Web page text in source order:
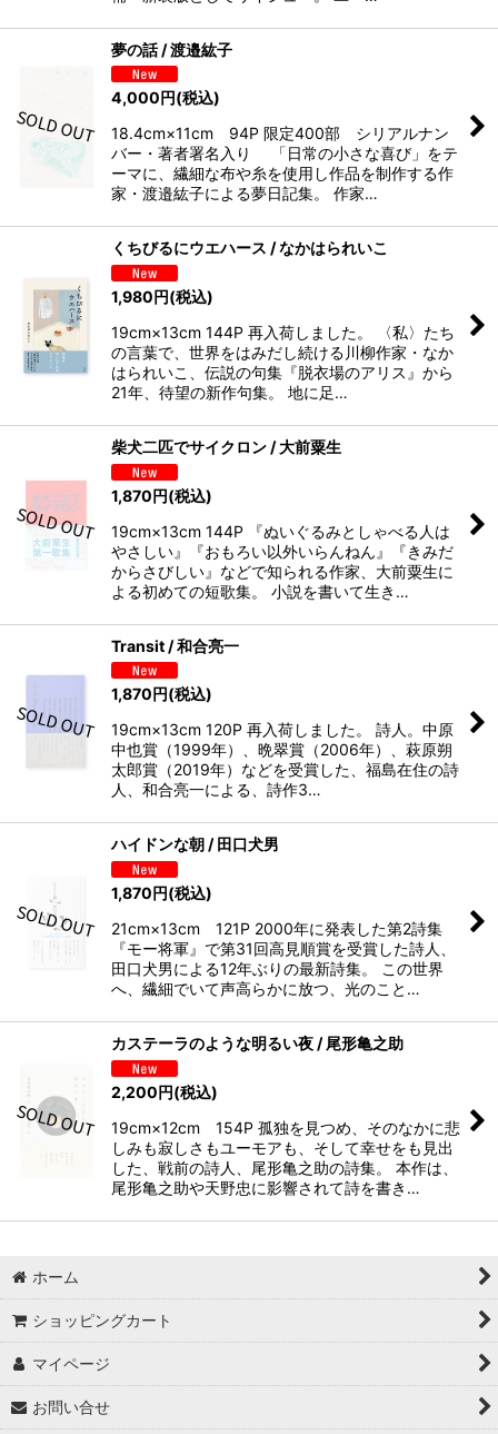
夢の話 / 渡邉紘子
4,000円(税込)
18.4cm×11cm 94P 限定400部 シリアルナン
バー・著者署名入り 「日常の小さな喜び」をテ
ーマに、繊細な布や糸を使用し作品を制作する作
家・渡邉紘子による夢日記集。 作家…
くちびるにウエハース / なかはられいこ
1,980円(税込)
19cm×13cm 144P 再入荷しました。 〈私〉たち
の言葉で、世界をはみだし続ける川柳作家・なか
はられいこ、伝説の句集『脱衣場のアリス』から
21年、待望の新作句集。 地に足…
柴犬二匹でサイクロン / 大前粟生
1,870円(税込)
19cm×13cm 144P 『ぬいぐるみとしゃべる人は
やさしい』『おもろい以外いらんねん』『きみだ
からさびしい』などで知られる作家、大前粟生に
よる初めての短歌集。 小説を書いて生き…
Transit / 和合亮一
1,870円(税込)
19cm×13cm 120P 再入荷しました。 詩人。中原
中也賞（1999年）、晩翠賞（2006年）、萩原朔
太郎賞（2019年）などを受賞した、福島在住の詩
人、和合亮一による、詩作3…
ハイドンな朝 / 田口犬男
1,870円(税込)
21cm×13cm 121P 2000年に発表した第2詩集
『モー将軍』で第31回高見順賞を受賞した詩人、
田口犬男による12年ぶりの最新詩集。 この世界
へ、繊細でいて声高らかに放つ、光のこと…
カステーラのような明るい夜 / 尾形亀之助
2,200円(税込)
19cm×12cm 154P 孤独を見つめ、そのなかに悲
しみも寂しさもユーモアも、そして幸せをも見出
した、戦前の詩人、尾形亀之助の詩集。 本作は、
尾形亀之助や天野忠に影響されて詩を書き…
ホーム
ショッピングカート
マイページ
お問い合せ